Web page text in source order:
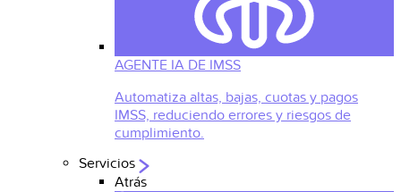
AGENTE IA DE IMSS
Automatiza altas, bajas, cuotas y pagos
IMSS, reduciendo errores y riesgos de
cumplimiento.
Servicios
Atrás